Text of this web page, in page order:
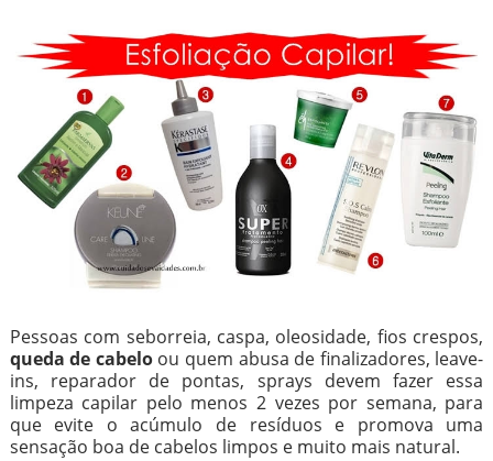
Pessoas com seborreia, caspa, oleosidade, fios crespos,
queda de cabeloou quem abusa de finalizadores, leave-
ins, reparador de pontas, sprays devem fazer essa
limpeza capilar pelo menos 2 vezes por semana, para
que evite o acúmulo de resíduos e promova uma
sensação boa de cabelos limpos e muito mais natural.